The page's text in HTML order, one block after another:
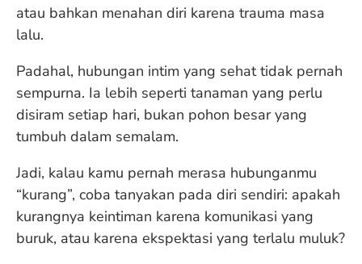
atau bahkan menahan diri karena trauma masa
lalu.
Padahal, hubungan intim yang sehat tidak pernah
sempurna. Ia lebih seperti tanaman yang perlu
disiram setiap hari, bukan pohon besar yang
tumbuh dalam semalam.
Jadi, kalau kamu pernah merasa hubunganmu
“kurang”, coba tanyakan pada diri sendiri: apakah
kurangnya keintiman karena komunikasi yang
buruk, atau karena ekspektasi yang terlalu muluk?